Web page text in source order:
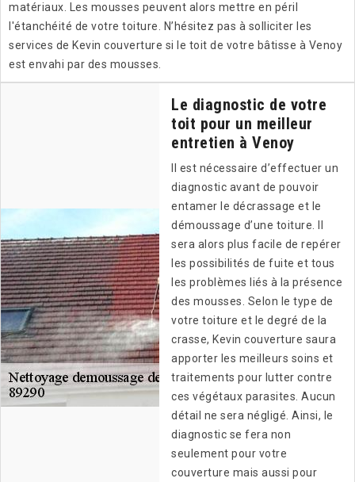
matériaux. Les mousses peuvent alors mettre en péril
l'étanchéité de votre toiture. N’hésitez pas à solliciter les
services de Kevin couverture si le toit de votre bâtisse à Venoy
est envahi par des mousses.
Le diagnostic de votre
toit pour un meilleur
entretien à Venoy
Il est nécessaire d’effectuer un
diagnostic avant de pouvoir
entamer le décrassage et le
démoussage d’une toiture. Il
sera alors plus facile de repérer
les possibilités de fuite et tous
les problèmes liés à la présence
des mousses. Selon le type de
votre toiture et le degré de la
crasse, Kevin couverture saura
apporter les meilleurs soins et
traitements pour lutter contre
ces végétaux parasites. Aucun
détail ne sera négligé. Ainsi, le
diagnostic se fera non
seulement pour votre
couverture mais aussi pour